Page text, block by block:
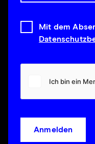
Mit dem
Anmelden